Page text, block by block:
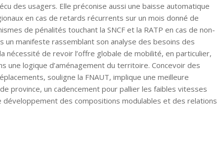
des usagers. Elle préconise aussi une baisse automatique
en cas de retards récurrents sur un mois donné de
de pénalités touchant la SNCF et la RATP en cas de non-
un manifeste rassemblant son analyse des besoins des
nécessité de revoir l’offre globale de mobilité, en particulier,
une logique d’aménagement du territoire. Concevoir des
souligne la FNAUT, implique une meilleure
province, un cadencement pour pallier les faibles vitesses
des compositions modulables et des relations